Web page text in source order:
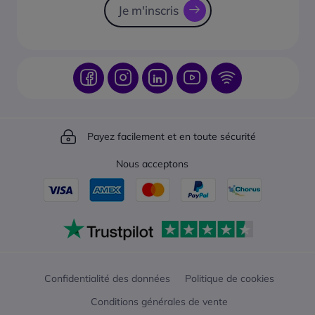
Je m'inscris
Payez facilement et en toute sécurité
Nous acceptons
Confidentialité des données
Politique de cookies
Conditions générales de vente